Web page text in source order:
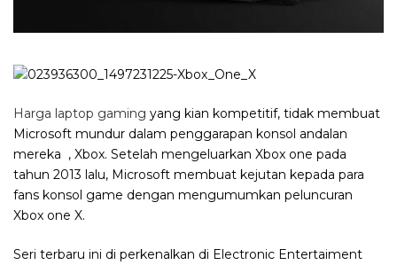
Harga laptop gaming yang kian kompetitif, tidak membuat
Microsoft mundur dalam penggarapan konsol andalan
mereka , Xbox. Setelah mengeluarkan Xbox one pada
tahun 2013 lalu, Microsoft membuat kejutan kepada para
fans konsol game dengan mengumumkan peluncuran
Xbox one X.
Seri terbaru ini di perkenalkan di Electronic Entertaiment